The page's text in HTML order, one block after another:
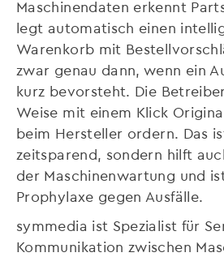
Maschinendaten erkennt
legt automatisch einen
Warenkorb mit
zwar genau dann, wenn ein
kurz bevorsteht. Die
Weise mit einem Klick
beim Hersteller ordern. Das
zeitsparend, sondern hilft
der Maschinenwartung und
Prophylaxe gegen Ausfälle.
symmedia ist Spezialist für
Kommunikation zwischen